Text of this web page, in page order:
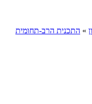
» התכנית הרב-תחומית